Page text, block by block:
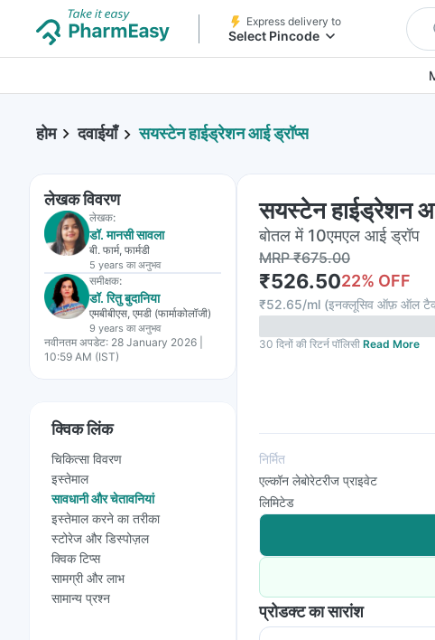
Express delivery to
Select Pincode
होम दवाईयाँ सयस्टेन हाईड्रेशन आई ड्रॉप्स
लेखक विवरण
लेखक:
डॉ. मानसी सावला
बी. फार्म, फार्मडी
5 years का अनुभव
समीक्षक:
डॉ. रितु बुदानिया
एमबीबीएस, एमडी (फार्माकोलॉजी)
9 years का अनुभव
नवीनतम अपडेट: 28 January 2026 |
10:59 AM (IST)
क्विक लिंक
चिकित्सा विवरण
इस्तेमाल
सावधानी और चेतावनियां
इस्तेमाल करने का तरीका
स्टोरेज और डिस्पोज़ल
क्विक टिप्स
सामग्री और लाभ
सामान्य प्रश्न
सयस्टेन हाईड्रेशन
बोतल में 10एमएल आई ड्रॉप
MRP₹675.00
₹526.5022% OFF
₹52.65/ml (इनक्लूसिव ऑफ़ ऑल
30 दिनों की रिटर्न पॉलिसी Read More
निर्मित
एल्कॉन लेबोरेटरीज प्राइवेट
लिमिटेड
प्रोडक्ट का सारांश